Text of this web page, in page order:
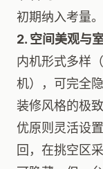
初期纳入考量。
2. 空间美观与
内机形式多样
机），可完全
装修风格的极
优原则灵活设
回，在挑空区